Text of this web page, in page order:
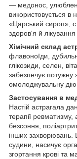
— медонос,
використовується в
«Царський сироп»,
здоров'я й
Хімічний склад
флавоноїди,
глікозиди, селен,
забезпечує потужну
омолоджувальну дію.
Застосування в
Настій астрагала
терапії ревматизму,
безсоння,
інших захворювань.
судини, насичує
згортання крові та